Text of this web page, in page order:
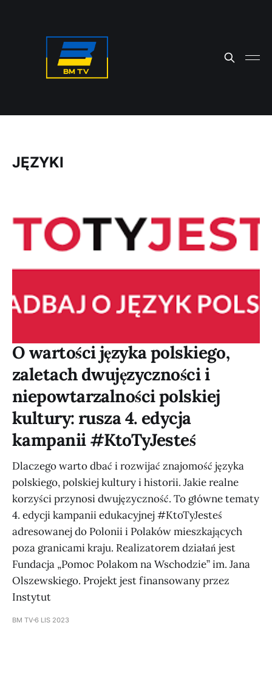
JĘZYKI
O wartości języka polskiego,
zaletach dwujęzyczności i
niepowtarzalności polskiej
kultury: rusza 4. edycja
kampanii #KtoTyJesteś
Dlaczego warto dbać i rozwijać znajomość języka
polskiego, polskiej kultury i historii. Jakie realne
korzyści przynosi dwujęzyczność. To główne tematy
4. edycji kampanii edukacyjnej #KtoTyJesteś
adresowanej do Polonii i Polaków mieszkających
poza granicami kraju. Realizatorem działań jest
Fundacja „Pomoc Polakom na Wschodzie” im. Jana
Olszewskiego. Projekt jest finansowany przez
Instytut
BM TV6 LIS 2023